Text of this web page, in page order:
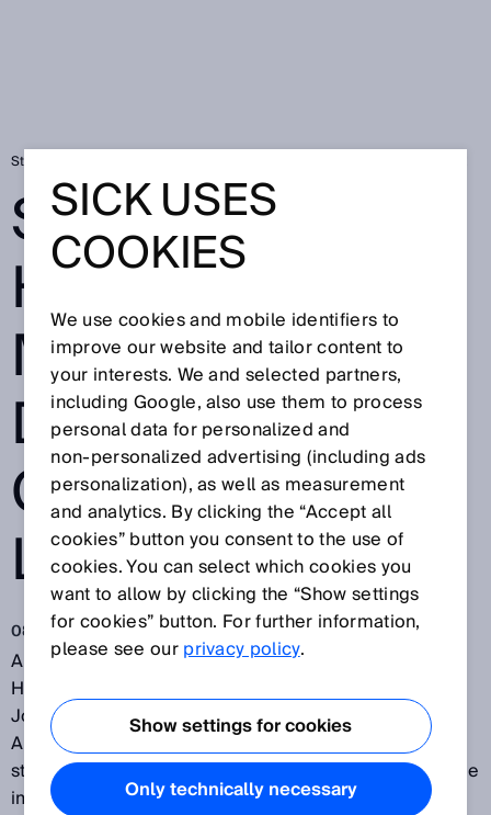
Startseite
SICK AUF DER
HANNOVER
MESSE 2018 –
DER
COUNTDOWN
LÄUFT!
08.02.2018
Am 06. Februar 2018 fand die große Vorschau auf die
Hannover Messe 2018 statt. Zur Preview waren 170
Journalisten aus aller Welt geladen. Ausgewählte
Aussteller präsentierten ihre Produktneuheiten und
stimmten das Publikum auf die große Hannover Messe
im April ein.
SICK USES
COOKIES
We use cookies and mobile identifiers to
improve our website and tailor content to
your interests. We and selected partners,
including Google, also use them to process
personal data for personalized and
non‑personalized advertising (including ads
personalization), as well as measurement
and analytics. By clicking the “Accept all
cookies” button you consent to the use of
cookies. You can select which cookies you
want to allow by clicking the “Show settings
for cookies” button. For further information,
please see ourprivacy policy.
Show settings for cookies
Only technically necessary